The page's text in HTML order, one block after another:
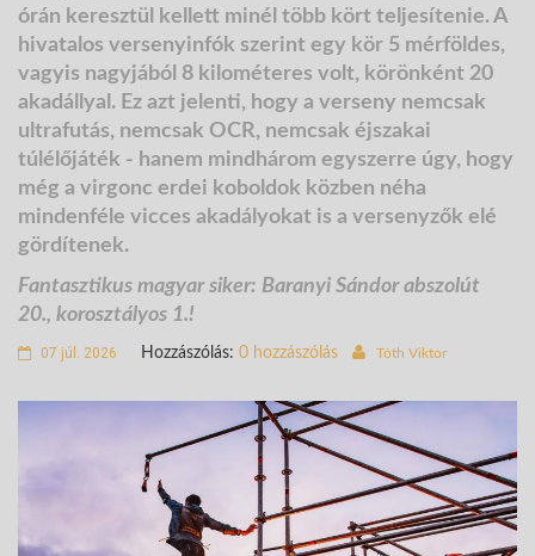
órán keresztül
kellett minél több kört teljesítenie. A
hivatalos versenyinfók szerint egy kör 5 mérföldes,
vagyis nagyjából 8 kilométeres volt, körönként 20
akadállyal . Ez azt jelenti, hogy a verseny nemcsak
ultrafutás, nemcsak OCR, nemcsak éjszakai
túlélőjáték - hanem mindhárom egyszerre úgy, hogy
még a virgonc erdei koboldok közben néha
mindenféle vicces akadályokat is a versenyzők elé
gördítenek.
Fantasztikus magyar siker: Baranyi Sándor abszolút
20., korosztályos 1.!
07 júl. 2026 Hozzászólás: 0 hozzászólás Tóth Viktor